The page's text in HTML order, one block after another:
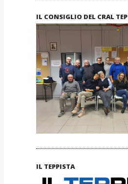
IL CONSIGLIO DEL CRAL TEP
IL TEPPISTA